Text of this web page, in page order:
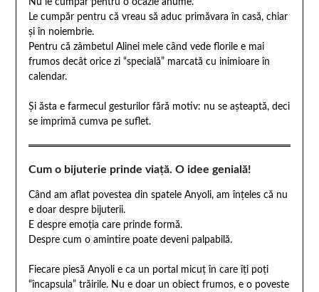
Nu le cumpăr pentru o ocazie anume.
Le cumpăr pentru că vreau să aduc primăvara în casă, chiar
și în noiembrie.
Pentru că zâmbetul Alinei mele când vede florile e mai
frumos decât orice zi “specială” marcată cu inimioare în
calendar.
Și ăsta e farmecul gesturilor fără motiv: nu se așteaptă, deci
se imprimă cumva pe suflet.
Cum o bijuterie prinde viață. O idee genială!
Când am aflat povestea din spatele Anyoli, am înțeles că nu
e doar despre bijuterii.
E despre emoția care prinde formă.
Despre cum o amintire poate deveni palpabilă.
Fiecare piesă Anyoli e ca un portal micuț în care îți poți
“încapsula” trăirile. Nu e doar un obiect frumos, e o poveste